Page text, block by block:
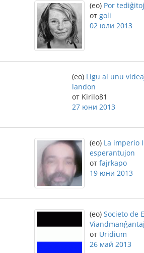
(eo) Por tediĝitoj
от goli
02 юли 2013
(eo) Ligu al unu
landon
от Kirilo81
27 юни 2013
(eo) La imperio
esperantujon
от fajrkapo
19 юни 2013
(eo) Societo de
Viandmanĝantaj
от Uridium
26 май 2013